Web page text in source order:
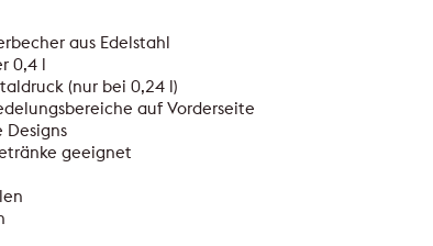
aus Edelstahl
0,4 l
(nur bei 0,24 l)
auf Vorderseite
Designs
geeignet